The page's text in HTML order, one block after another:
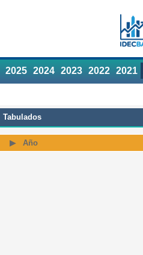
2025 2024 2023 2022 2021
Tabulados
Año